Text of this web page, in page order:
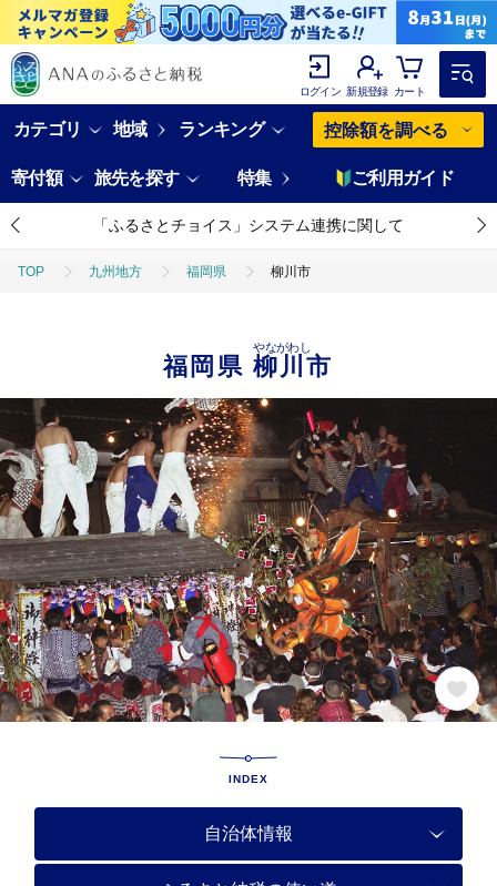
ログイン 新規登録 カート
カテゴリ 地域 ランキング 控除額を調べる
寄付額 旅先を探す 特集 ご利用ガイド
「ふるさとチョイス」システム連携に関して
TOP 九州地方 福岡県 柳川市
福岡県柳川市
やながわし
INDEX
自治体情報